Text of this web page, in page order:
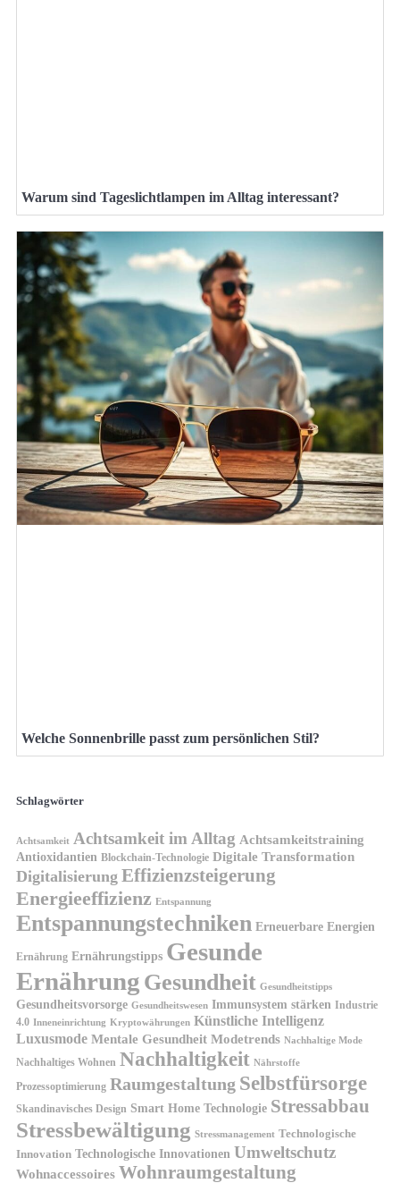
Warum sind Tageslichtlampen im Alltag interessant?
Welche Sonnenbrille passt zum persönlichen Stil?
Schlagwörter
Achtsamkeit Achtsamkeit im Alltag Achtsamkeitstraining
Antioxidantien Blockchain-Technologie Digitale Transformation
Digitalisierung Effizienzsteigerung
Energieeffizienz Entspannung
Entspannungstechniken Erneuerbare Energien
Ernährung Ernährungstipps Gesunde
Ernährung Gesundheit Gesundheitstipps
Gesundheitsvorsorge Gesundheitswesen Immunsystem stärken Industrie
4.0 Inneneinrichtung Kryptowährungen Künstliche Intelligenz
Luxusmode Mentale Gesundheit Modetrends Nachhaltige Mode
Nachhaltiges Wohnen Nachhaltigkeit Nährstoffe
Prozessoptimierung Raumgestaltung Selbstfürsorge
Skandinavisches Design Smart Home Technologie Stressabbau
Stressbewältigung Stressmanagement Technologische
Innovation Technologische Innovationen Umweltschutz
Wohnaccessoires Wohnraumgestaltung